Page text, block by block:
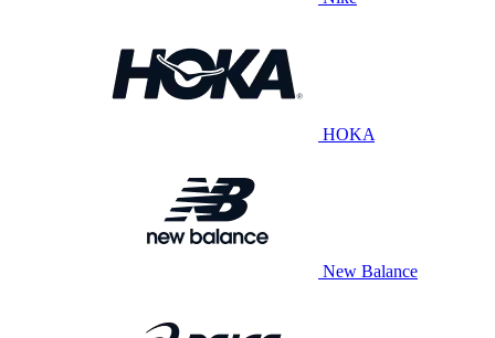
HOKA
New Balance